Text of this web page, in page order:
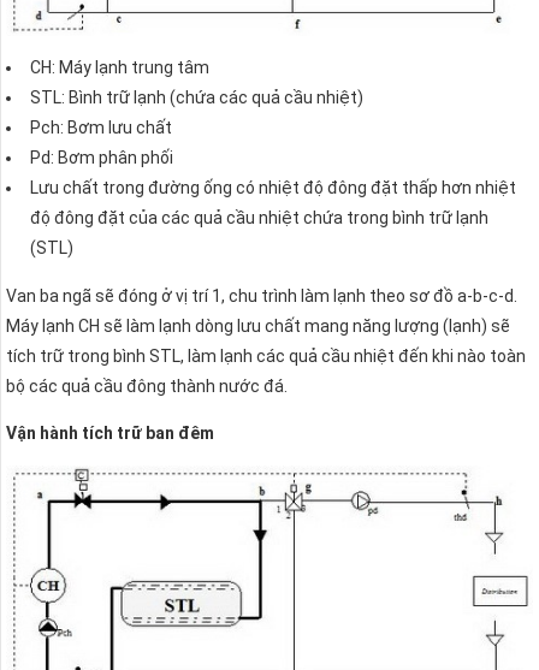
CH: Máy lạnh trung tâm
STL: Bình trữ lạnh (chứa các quả cầu nhiệt)
Pch: Bơm lưu chất
Pd: Bơm phân phối
Lưu chất trong đường ống có nhiệt độ đông đặt thấp hơn nhiệt
độ đông đặt của các quả cầu nhiệt chứa trong bình trữ lạnh
(STL)
Van ba ngã sẽ đóng ở vị trí 1, chu trình làm lạnh theo sơ đồ a-b-c-d.
Máy lạnh CH sẽ làm lạnh dòng lưu chất mang năng lượng (lạnh) sẽ
tích trữ trong bình STL, làm lạnh các quả cầu nhiệt đến khi nào toàn
bộ các quả cầu đông thành nước đá.
Vận hành tích trữ ban đêm